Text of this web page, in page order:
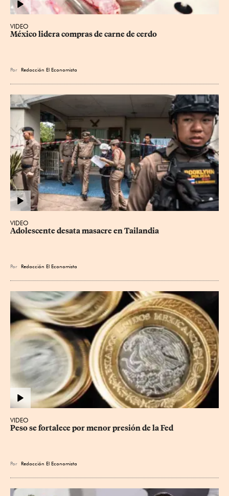
VIDEO
México lidera compras de carne de cerdo
Por Redacción El Economista
VIDEO
Adolescente desata masacre en Tailandia
Por Redacción El Economista
VIDEO
Peso se fortalece por menor presión de la Fed
Por Redacción El Economista